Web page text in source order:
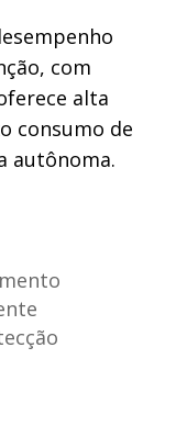
com
alta
consumo de
autônoma.